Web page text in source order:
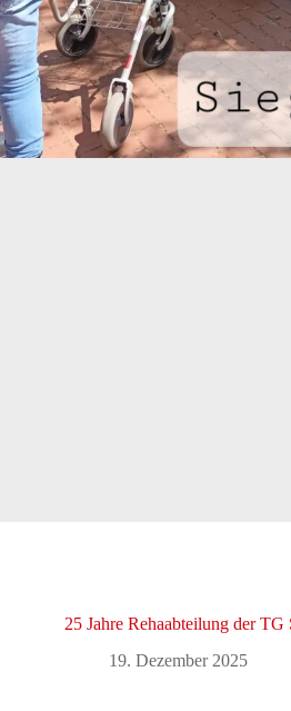
25 Jahre Rehaabteilung der TG
19. Dezember 2025